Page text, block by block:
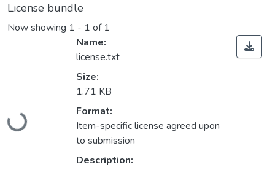
License bundle
Now showing 1 - 1 of 1
Loading...
Name:
license.txt
Size:
1.71 KB
Format:
Item-specific license agreed upon
to submission
Description: